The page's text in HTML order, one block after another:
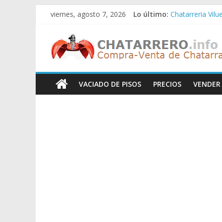
Saltar
contenido
viernes, agosto 7, 2026 Lo último: Chatarreria
Chatarreria
Chatarreria
Chatarreros
–
Precio
VACIADO DE PISOS PRECIOS